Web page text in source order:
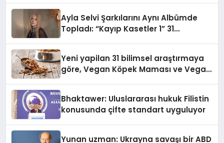
Ayla Selvi Şarkılarını Aynı Albümde
Topladı: “Kayıp Kasetler 1” 31
Yeni yapilan 31 bilimsel araştırmaya
göre, Vegan Köpek Maması ve Vegan
Bhaktawer: Uluslararası hukuk Filistin
konusunda çifte standart uyguluyor
Yunan uzman: Ukrayna savaşı bir ABD